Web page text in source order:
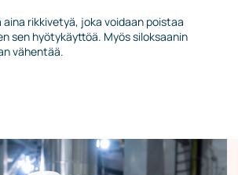
aina rikkivetyä, joka voidaan poistaa
sen hyötykäyttöä. Myös siloksaanin
vähentää.